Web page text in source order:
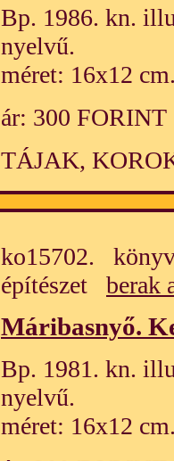
Bp. 1986. kn.
nyelvű.
méret: 16x12
ár: 300 FORINT
TÁJAK,
ko15702.
építészet berak
Máribasnyő.
Bp. 1981. kn.
nyelvű.
méret: 16x12